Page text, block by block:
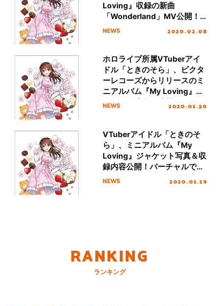
Loving』収録の新曲
「Wonderland」MV公開！
購入特典絵柄＆インストアイ
NEWS 2020.02.08
ホロライブ所属VTuberアイ
ドル「ときのそら」、ビクタ
ーレコーズからリリースのミ
ニアルバム『My Loving』テ
ィーザー映像を公開！
NEWS 2020.01.30
VTuberアイドル「ときのそ
ら」、ミニアルバム『My
Loving』ジャケット写真＆収
録内容公開！バーチャルでも
リアルでもときのそらに会え
NEWS 2020.01.19
RANKING
ランキング